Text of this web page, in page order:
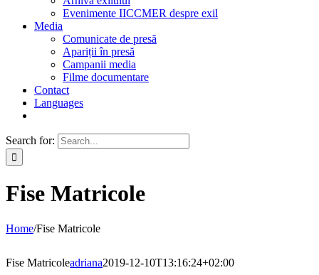
Evenimente IICCMER despre exil
Media
Comunicate de presă
Apariții în presă
Campanii media
Filme documentare
Contact
Languages
Search for:
Fise Matricole
Home/Fise Matricole
Fise Matricoleadriana2019-12-10T13:16:24+02:00